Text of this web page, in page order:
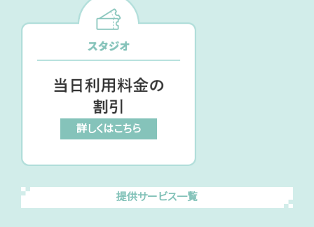
詳しくはこちら
提供サービス一覧